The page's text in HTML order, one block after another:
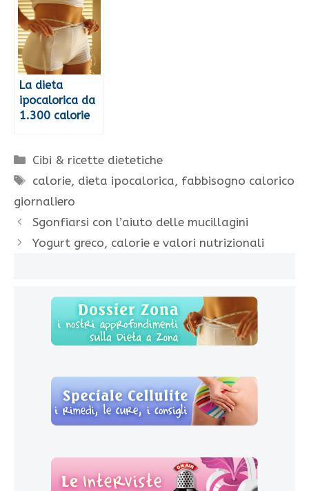
La dieta
ipocalorica da
1.300 calorie
Categorie
Cibi & ricette dietetiche
Tag
calorie, dieta ipocalorica, fabbisogno calorico
giornaliero
Sgonfiarsi con l’aiuto delle mucillagini
Yogurt greco, calorie e valori nutrizionali